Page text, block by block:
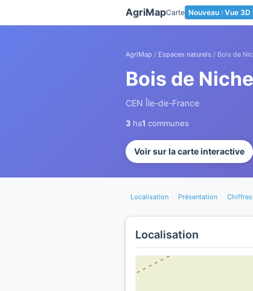
AgriMapCarte Nouveau : Vue
AgriMap / Espaces naturels / Bois de
Bois de
CEN Île-de-France
3 ha1 communes
Voir sur la carte interactive
Localisation Présentation
Localisation
Panneau de gestion des cookies